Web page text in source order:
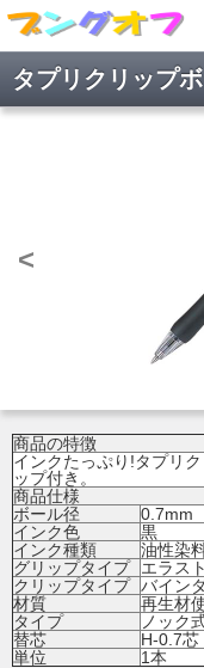
<
商品の特徴
インクたっぷり!タプリ
ップ付き。
商品仕様
ボール径
0.7mm
インク色
黒
インク種類
油性染
グリップタイプ
エラス
クリップタイプ バイン
材質
再生材
タイプ
ノック
替芯
H-0.7芯
単位
1本
処理時間: 0.020秒